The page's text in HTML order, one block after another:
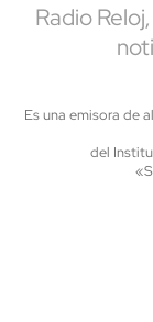
Radio
Es una emisora de
del